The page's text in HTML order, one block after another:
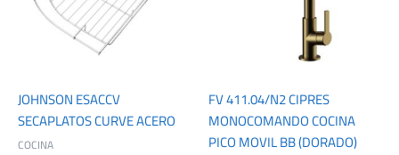
JOHNSON ESACCV
SECAPLATOS CURVE ACERO
COCINA
FV 411.04/N2 CIPRES
MONOCOMANDO COCINA
PICO MOVIL BB (DORADO)